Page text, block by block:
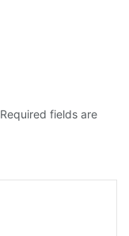
Required fields are